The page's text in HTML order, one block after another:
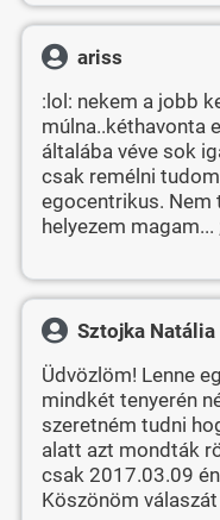
ariss
:lol: nekem a jobb
múlna..kéthavonta
általába véve sok
csak remélni
egocentrikus. Nem
helyezem magam...
Sztojka Natália
Üdvözlöm! Lenne
mindkét tenyerén
szeretném tudni
alatt azt mondták
csak 2017.03.09
Köszönöm válaszát